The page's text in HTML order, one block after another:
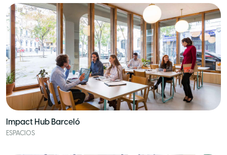
Impact Hub Barceló
ESPACIOS